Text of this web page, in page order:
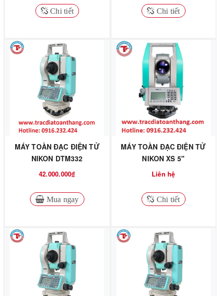
Chi tiết Chi tiết
MÁY TOÀN ĐẠC ĐIỆN TỬ
NIKON DTM332
42.000.000₫
Mua ngay
MÁY TOÀN ĐẠC ĐIỆN TỬ
NIKON XS 5"
Liên hệ
Chi tiết